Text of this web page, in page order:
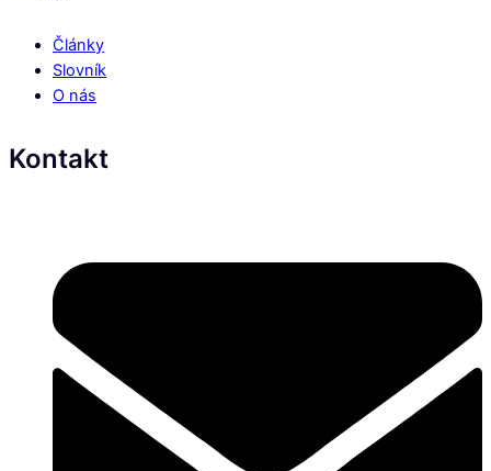
Články
Slovník
O nás
Kontakt